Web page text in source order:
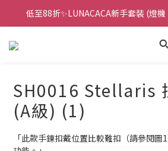
🌟指甲油新手入門優惠🌟
低至88折✨LUNACACA新手套裝 (燈機
🌟指甲油新手入門優惠🌟
SH0016 Stellaris
(A級) (1)
「此款手鍊扣戴位置比較難扣（請參閱